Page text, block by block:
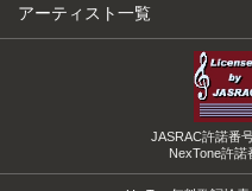
アーティスト一覧
JASRAC許諾番
NexTone許諾